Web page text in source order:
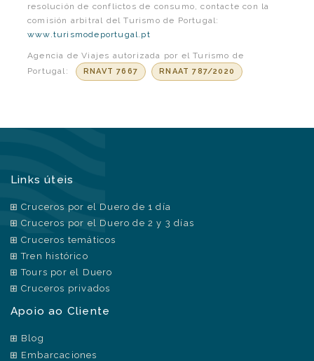
resolución de conflictos de consumo, contacte con la
comisión arbitral del Turismo de Portugal:
www.turismodeportugal.pt
Agencia de Viajes autorizada por el Turismo de
Portugal:
RNAVT 7667 RNAAT 787/2020
Links úteis
Cruceros por el Duero de 1 día
Cruceros por el Duero de 2 y 3 días
Cruceros temáticos
Tren histórico
Tours por el Duero
Cruceros privados
Apoio ao Cliente
Blog
Embarcaciones